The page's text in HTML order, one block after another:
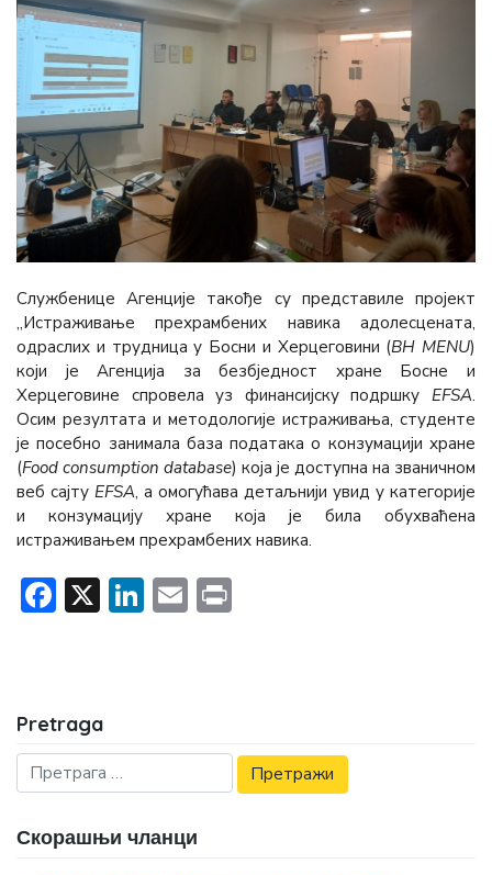
Службенице Агенције такође су представиле пројект
„Истраживање прехрамбених навика адолесцената,
одраслих и трудница у Босни и Херцеговини (BH MENU)
који је Агенција за безбједност хране Босне и
Херцеговине спровела уз финансијску подршку EFSА.
Осим резултата и методологије истраживања, студенте
је посебно занимала база података о конзумацији хране
(Food consumption database) која је доступна на званичном
веб сајту EFSА, а омогућава детаљнији увид у категорије
и конзумацију хране која је била обухваћена
истраживањем прехрамбених навика.
Facebook
X LinkedIn
Email
Pretraga
Скорашњи чланци